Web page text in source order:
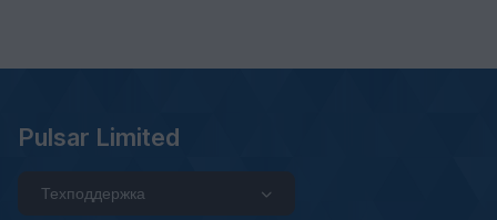
Pulsar Limited
Техподдержка